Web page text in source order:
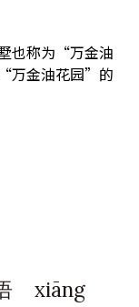
也称为“万金油
万金油花园”的
xiāng